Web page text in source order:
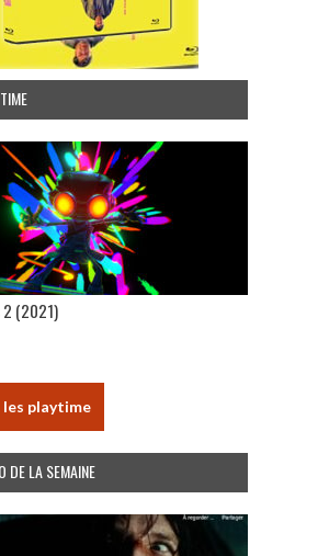
2 (2021)
playtime
DE LA SEMAINE